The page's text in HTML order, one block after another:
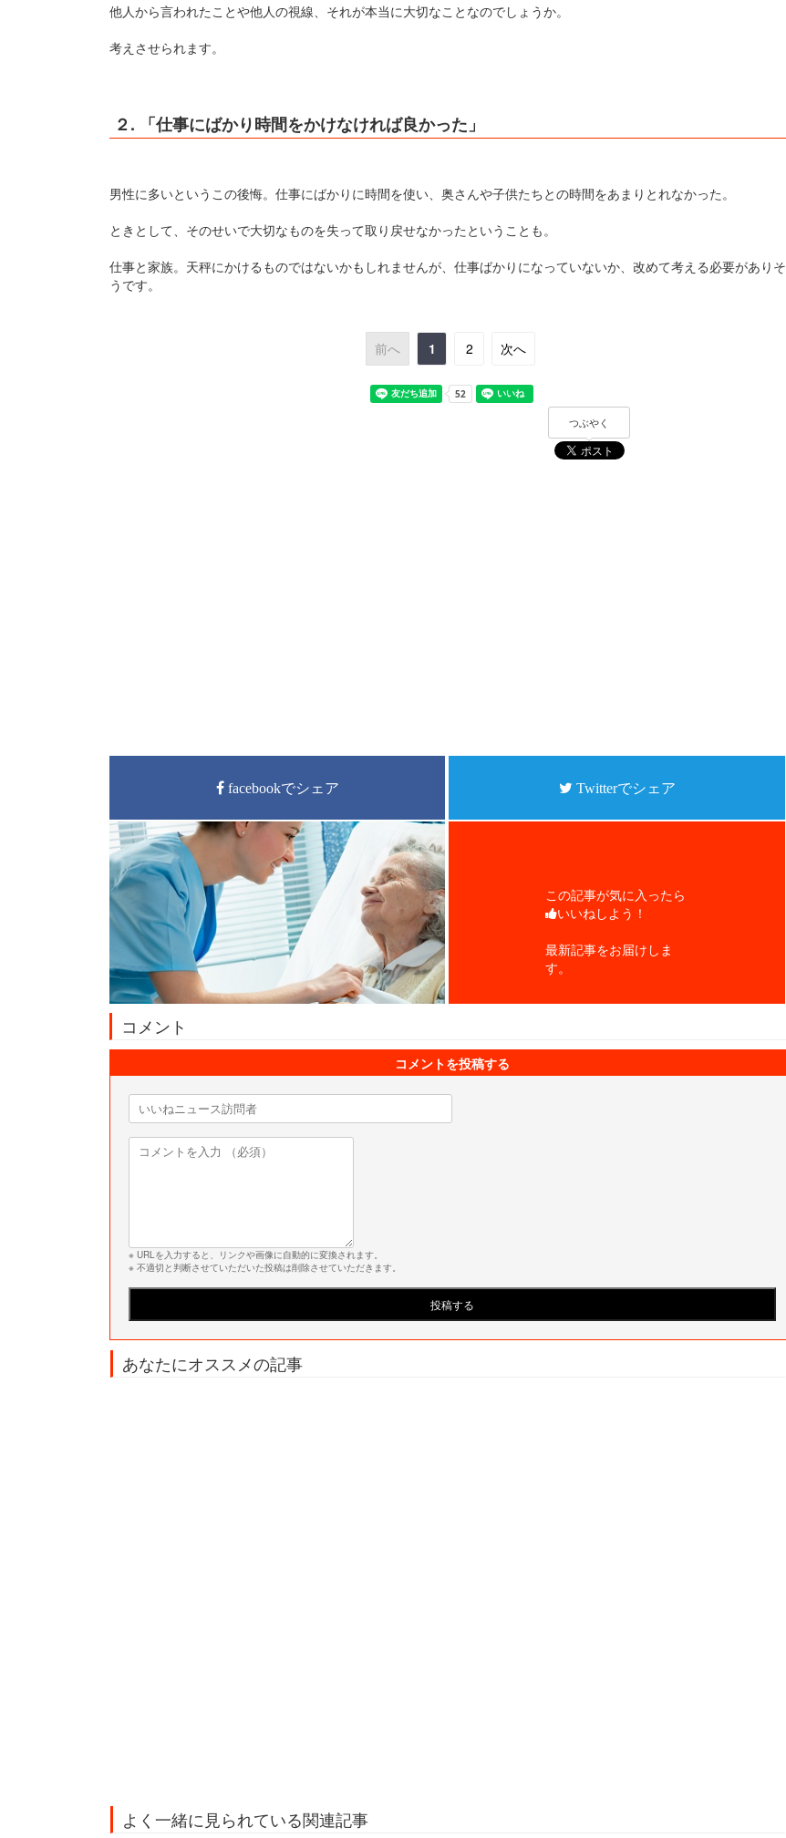
他人から言われたことや他人の視線、それが本当に大切なことなのでしょうか。
考えさせられます。
２. 「仕事にばかり時間をかけなければ良かった」
男性に多いというこの後悔。仕事にばかりに時間を使い、奥さんや子供たちとの時間をあまりとれなかった。
ときとして、そのせいで大切なものを失って取り戻せなかったということも。
仕事と家族。天秤にかけるものではないかもしれませんが、仕事ばかりになっていないか、改めて考える必要がありそ
うです。
前へ 1 2 次へ
つぶやく
facebookでシェア Twitterでシェア
この記事が気に入ったら
いいねしよう！
最新記事をお届けしま
す。
コメント
コメントを投稿する
※ URLを入力すると、リンクや画像に自動的に変換されます。
※ 不適切と判断させていただいた投稿は削除させていただきます。
あなたにオススメの記事
よく一緒に見られている関連記事